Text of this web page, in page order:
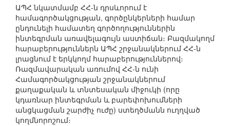
ԱՊՀ նկատմամբ ՀՀ-ն դրսևորում է
համագործակցության, գործընկերների համար
ընդունելի համատեղ գործողություններին
ինտեգրման առավելագույն աստիճան։ Բազմակողմ
հարաբերություններն ԱՊՀ շրջանակներում ՀՀ-ն
լրացնում է երկկողմ հարաբերություններով։
Ռազմավարական առումով ՀՀ-ն ունի
Համագործակցության շրջանակներում
քաղաքական և տնտեսական միջուկի (որը
կդառնար ինտեգրման և բարեփոխումների
անցկացման շարժիչ ուժը) ստեղծմանն ուղղված
կողմնորոշում։